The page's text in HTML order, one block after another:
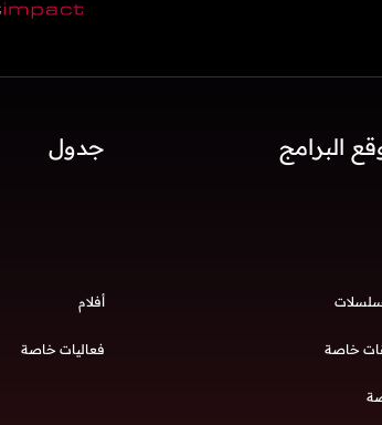
البرامج جدول
أفلام
خاصة فعاليات خاصة